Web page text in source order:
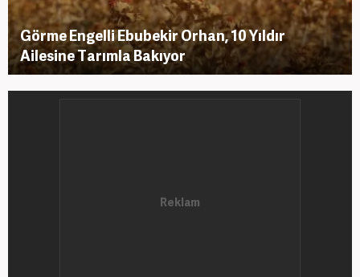
Görme Engelli Ebubekir Orhan, 10 Yıldır
Ailesine Tarımla Bakıyor